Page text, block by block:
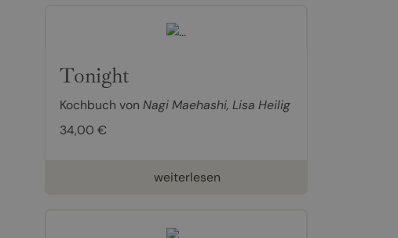
Tonight
Kochbuch von Nagi Maehashi, Lisa Heilig
34,00 €
weiterlesen